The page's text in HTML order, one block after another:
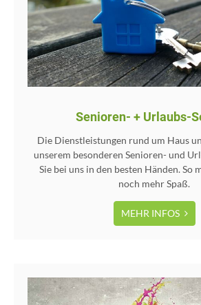
Senioren- + Urlaubs-
Die Dienstleistungen rund um Haus
unserem besonderen Senioren- und
Sie bei uns in den besten Händen. So
noch mehr Spaß.
MEHR INFOS